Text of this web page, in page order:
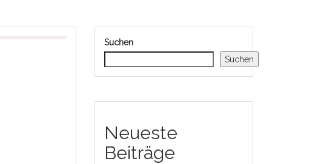
Suchen
Suchen
Neueste
Beiträge